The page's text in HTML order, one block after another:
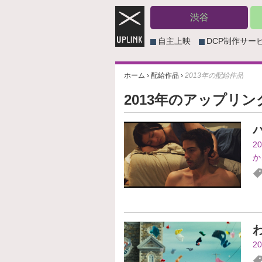
渋谷
自主上映 DCP制作サー
ホーム › 配給作品 › 2013年の配給作品
2013年のアップリン